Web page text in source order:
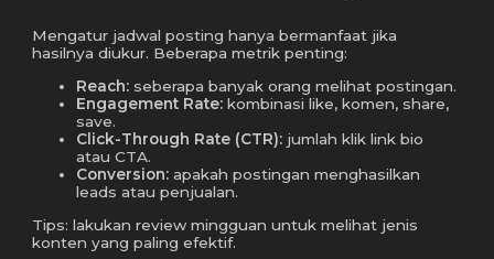
Mengatur jadwal posting hanya bermanfaat jika
hasilnya diukur. Beberapa metrik penting:
Reach: seberapa banyak orang melihat postingan.
Engagement Rate: kombinasi like, komen, share,
save.
Click-Through Rate (CTR): jumlah klik link bio
atau CTA.
Conversion: apakah postingan menghasilkan
leads atau penjualan.
Tips: lakukan review mingguan untuk melihat jenis
konten yang paling efektif.